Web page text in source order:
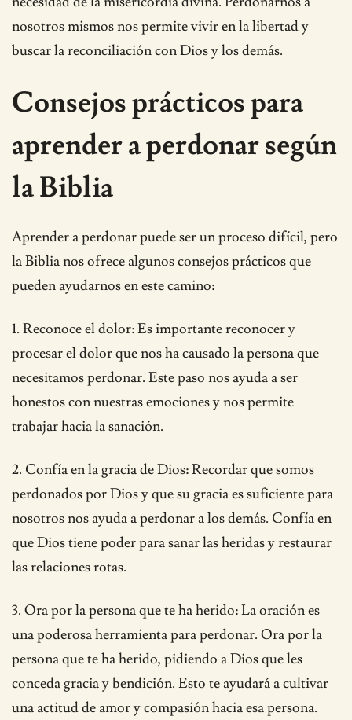
nosotros mismos nos permite vivir en la libertad y
buscar la reconciliación con Dios y los demás.
Consejos prácticos para
aprender a perdonar según
la Biblia
Aprender a perdonar puede ser un proceso difícil, pero
la Biblia nos ofrece algunos consejos prácticos que
pueden ayudarnos en este camino:
1. Reconoce el dolor: Es importante reconocer y
procesar el dolor que nos ha causado la persona que
necesitamos perdonar. Este paso nos ayuda a ser
honestos con nuestras emociones y nos permite
trabajar hacia la sanación.
2. Confía en la gracia de Dios: Recordar que somos
perdonados por Dios y que su gracia es suficiente para
nosotros nos ayuda a perdonar a los demás. Confía en
que Dios tiene poder para sanar las heridas y restaurar
las relaciones rotas.
3. Ora por la persona que te ha herido: La oración es
una poderosa herramienta para perdonar. Ora por la
persona que te ha herido, pidiendo a Dios que les
conceda gracia y bendición. Esto te ayudará a cultivar
una actitud de amor y compasión hacia esa persona.